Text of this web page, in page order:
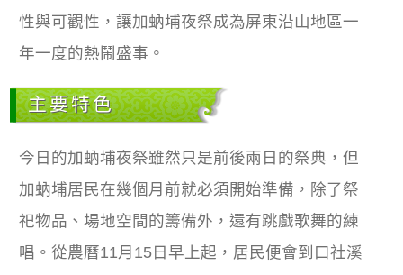
性與可觀性，讓加蚋埔夜祭成為屏東沿山地區一
年一度的熱鬧盛事。
主要特色
今日的加蚋埔夜祭雖然只是前後兩日的祭典，但
加蚋埔居民在幾個月前就必須開始準備，除了祭
祀物品、場地空間的籌備外，還有跳戲歌舞的練
唱。從農曆11月15日早上起，居民便會到口社溪